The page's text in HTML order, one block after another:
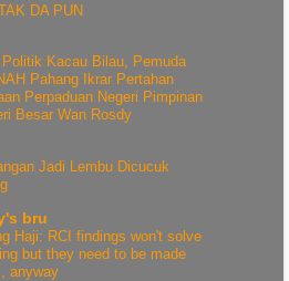
DA PUN
Kacau Bilau, Pemuda
Pahang Ikrar Pertahan
Perpaduan Negeri Pimpinan
Besar Wan Rosdy
Jadi Lembu Dicucuk
bru
Haji: RCI findings won't solve
but they need to be made
anyway